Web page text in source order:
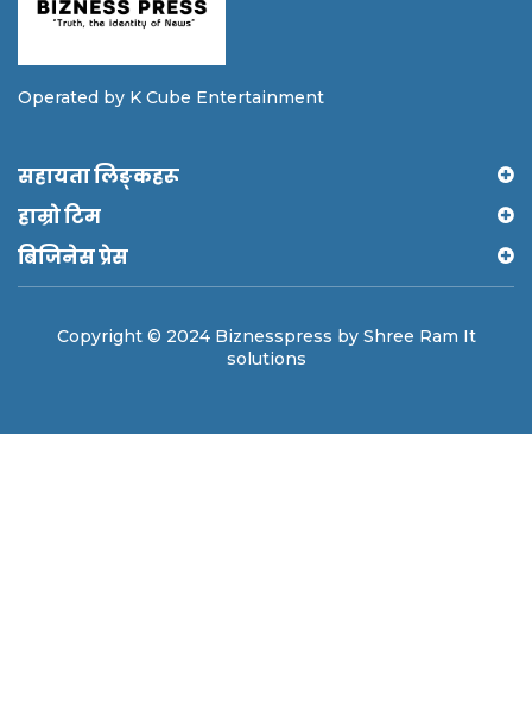
Operated by K Cube Entertainment
सहायता लिङ्कहरू
हाम्रो टिम
बिजिनेस प्रेस
Copyright © 2024 Biznesspress by Shree Ram It
solutions